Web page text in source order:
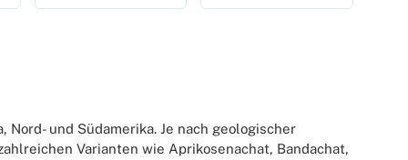
und Südamerika. Je nach geologischer
Varianten wie Aprikosenachat, Bandachat,